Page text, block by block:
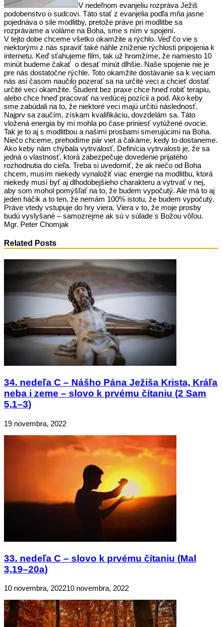
V nedeľnom evanjeliu rozpráva Ježiš
podobenstvo o sudcovi. Táto stať z evanjelia podľa mňa jasne
pojednáva o sile modlitby, pretože práve pri modlitbe sa
rozprávame a voláme na Boha, sme s ním v spojení.
V tejto dobe chceme všetko okamžite a rýchlo. Veď čo vie s
niektorými z nás spraviť také náhle zníženie rýchlosti pripojenia k
internetu. Keď sťahujeme film, tak už hromžíme, že namiesto 10
minút budeme čakať o desať minút dlhšie. Naše spojenie nie je
pre nás dostatočne rýchle. Toto okamžite dostávanie sa k veciam
nás asi časom naučilo pozerať sa na určité veci a chcieť dostať
určité veci okamžite. Študent bez praxe chce hneď robiť terapiu,
alebo chce hneď pracovať na vedúcej pozícii a pod. Ako keby
sme zabúdali na to, že niektoré veci majú určitú následnosť.
Najprv sa zaučím, získam kvalifikáciu, dovzdelám sa. Táto
vložená energia by mi mohla po čase priniesť vytúžené ovocie.
Tak je to aj s modlitbou a našimi prosbami smerujúcimi na Boha.
Niečo chceme, prehodíme pár viet a čakáme, kedy to dostaneme.
Ako keby nám chýbala vytrvalosť. Definícia vytrvalosti je, že sa
jedná o vlastnosť, ktorá zabezpečuje dovedenie prijatého
rozhodnutia do cieľa. Treba si uvedomiť, že ak niečo od Boha
chcem, musím niekedy vynaložiť viac energie na modlitbu, ktorá
niekedy musí byť aj dlhodobejšieho charakteru a vytrvať v nej,
aby som mohol pomýšľať na to, že budem vypočutý. Ale má to aj
jeden háčik a to ten, že nemám 100% istotu, že budem vypočutý.
Práve vtedy vstupuje do hry viera. Viera v to, že moje prosby
budú vyslyšané – samozrejme ak sú v súlade s Božou vôľou.
Mgr. Peter Chomjak
Related Posts
34. nedeľa C – Nášho Pána Ježiša Krista, Kráľa
neba i zeme – slovo k prvému čítaniu (2 Sam
5,1–3)
19 novembra, 2022
33. nedeľa C – slovo k prvému čítaniu (Mal
3,19–20a)
10 novembra, 202210 novembra, 2022